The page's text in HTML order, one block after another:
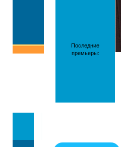
Последние
премьеры: